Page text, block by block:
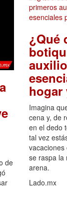
de
¿Qué
hogar
Imagina
cena y, de
en el dedo
tal vez
vacaciones
se raspa la
arena.
Lado.mx